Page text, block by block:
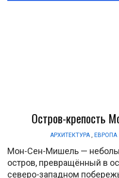
Остров-крепость
АРХИТЕКТУРА, ЕВРОПА
Мон-Сен-Мишель —
остров, превращённый в
северо-западном